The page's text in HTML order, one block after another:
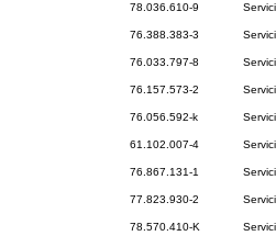
78.036.610-9
76.388.383-3
76.033.797-8
76.157.573-2
76.056.592-k
61.102.007-4
76.867.131-1
77.823.930-2
78.570.410-K